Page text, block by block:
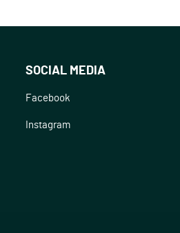
SOCIAL MEDIA
Facebook
Instagram